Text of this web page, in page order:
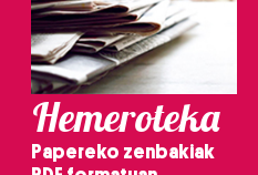
Hemeroteka
Papereko zenbakiak